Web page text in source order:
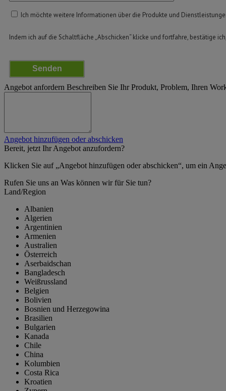
Ich möchte weitere Informationen über die Produkte und
Indem ich auf die Schaltfläche „Abschicken“ klicke und fortfahre, bestätige
Senden
Angebot anfordern Beschreiben Sie Ihr Produkt, Problem, Ihren
Angebot hinzufügen oder abschicken
Bereit, jetzt Ihr Angebot anzufordern?
Klicken Sie auf „Angebot hinzufügen oder abschicken“, um ein
Rufen Sie uns an Was können wir für Sie tun?
Land/Region
Albanien
Algerien
Argentinien
Armenien
Australien
Österreich
Aserbaidschan
Bangladesch
Weißrussland
Belgien
Bolivien
Bosnien und Herzegowina
Brasilien
Bulgarien
Kanada
Chile
China
Kolumbien
Costa Rica
Kroatien